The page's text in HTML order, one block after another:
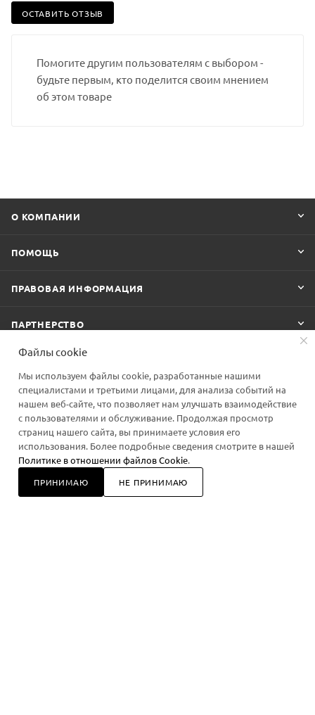
ОСТАВИТЬ ОТЗЫВ
Помогите другим пользователям с выбором -
будьте первым, кто поделится своим мнением
об этом товаре
О КОМПАНИИ
ПОМОЩЬ
ПРАВОВАЯ ИНФОРМАЦИЯ
ПАРТНЕРСТВО
ПОДПИСАТЬСЯ НА РАССЫЛКУ
+7 918 928 87 88 ЗАКАЗАТЬ ЗВОНОК
order@smelo.pro
Магазин: г. Новороссийск, проспект
Файлы cookie
Мы используем файлы cookie, разработанные нашими
специалистами и третьими лицами, для анализа событий на
нашем веб-сайте, что позволяет нам улучшать взаимодействие
с пользователями и обслуживание. Продолжая просмотр
страниц нашего сайта, вы принимаете условия его
использования. Более подробные сведения смотрите в нашей
Политике в отношении файлов Cookie.
ПРИНИМАЮ НЕ ПРИНИМАЮ